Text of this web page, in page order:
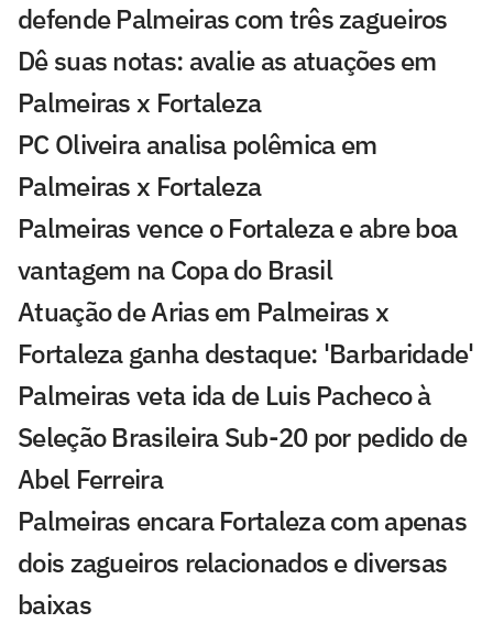
defende Palmeiras com três zagueiros
Dê suas notas: avalie as atuações em
Palmeiras x Fortaleza
PC Oliveira analisa polêmica em
Palmeiras x Fortaleza
Palmeiras vence o Fortaleza e abre boa
vantagem na Copa do Brasil
Atuação de Arias em Palmeiras x
Fortaleza ganha destaque: 'Barbaridade'
Palmeiras veta ida de Luis Pacheco à
Seleção Brasileira Sub-20 por pedido de
Abel Ferreira
Palmeiras encara Fortaleza com apenas
dois zagueiros relacionados e diversas
baixas